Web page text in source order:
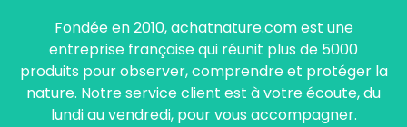
Fondée en 2010, achatnature.com est une
entreprise française qui réunit plus de 5000
produits pour observer, comprendre et protéger la
nature. Notre service client est à votre écoute, du
lundi au vendredi, pour vous accompagner.